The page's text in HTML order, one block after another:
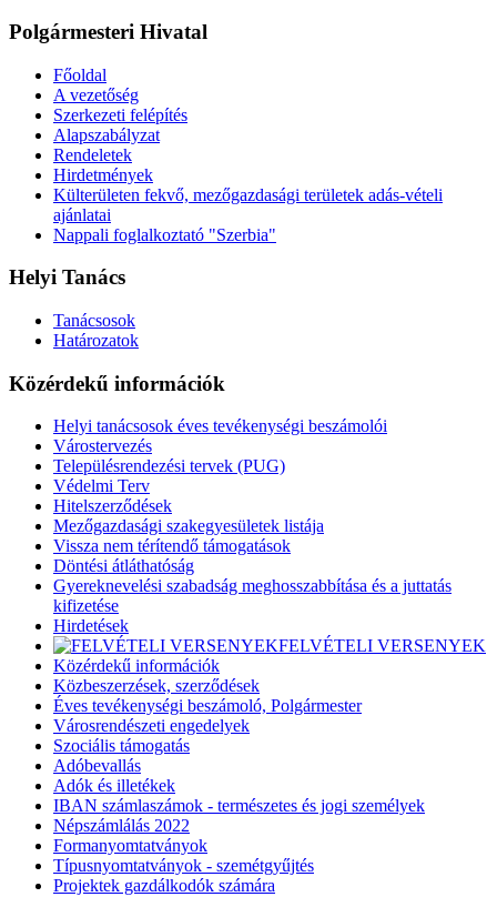
Polgármesteri Hivatal
Főoldal
A vezetőség
Szerkezeti felépítés
Alapszabályzat
Rendeletek
Hirdetmények
Külterületen fekvő, mezőgazdasági területek adás-vételi
ajánlatai
Nappali foglalkoztató "Szerbia"
Helyi Tanács
Tanácsosok
Határozatok
Közérdekű információk
Helyi tanácsosok éves tevékenységi beszámolói
Várostervezés
Településrendezési tervek (PUG)
Védelmi Terv
Hitelszerződések
Mezőgazdasági szakegyesületek listája
Vissza nem térítendő támogatások
Döntési átláthatóság
Gyereknevelési szabadság meghosszabbítása és a juttatás
kifizetése
Hirdetések
FELVÉTELI VERSENYEK
Közérdekű információk
Közbeszerzések, szerződések
Éves tevékenységi beszámoló, Polgármester
Városrendészeti engedelyek
Szociális támogatás
Adóbevallás
Adók és illetékek
IBAN számlaszámok - természetes és jogi személyek
Népszámlálás 2022
Formanyomtatványok
Típusnyomtatványok - szemétgyűjtés
Projektek gazdálkodók számára